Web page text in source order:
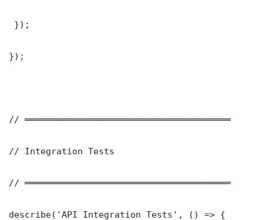
});
});
// ═══════════════════════════════════════
// Integration Tests
// ═══════════════════════════════════════
describe('API Integration Tests', () => {